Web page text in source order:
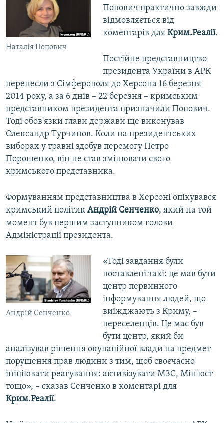
Наталія Попович
Попович практично завжди
відмовляється від
коментарів для Крим.Реалії.
Постійне представництво
президента України в АРК
перенесли з Сімферополя до Херсона 16 березня
2014 року, а за 6 днів – 22 березня – кримським
представником президента призначили Попович.
Тоді обов'язки глави держави ще виконував
Олександр Турчинов. Коли на президентських
виборах у травні здобув перемогу Петро
Порошенко, він не став змінювати свого
кримського представника.
Формуванням представництва в Херсоні опікувався
кримський політик Андрій Сенченко, який на той
момент був першим заступником голови
Адміністрації президента.
Андрій Сенченко
«Тоді завдання були
поставлені такі: це мав бути
центр первинного
інформування людей, що
виїжджають з Криму, –
переселенців. Це має був
бути центр, який би
аналізував рішення окупаційної влади на предмет
порушення прав людини з тим, щоб своєчасно
ініціювати реагування: активізувати МЗС, Мін'юст
тощо», – сказав Сенченко в коментарі для
Крим.Реалії.